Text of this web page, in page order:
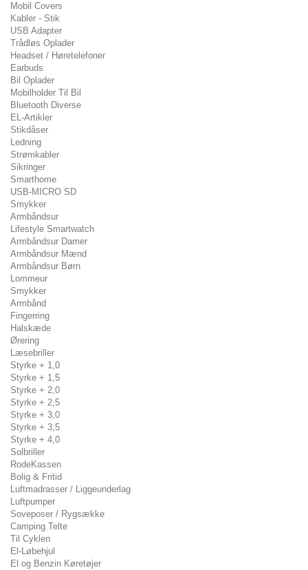
Mobil Covers
Kabler - Stik
USB Adapter
Trådløs Oplader
Headset / Høretelefoner
Earbuds
Bil Oplader
Mobilholder Til Bil
Bluetooth Diverse
EL-Artikler
Stikdåser
Ledning
Strømkabler
Sikringer
Smarthome
USB-MICRO SD
Smykker
Armbåndsur
Lifestyle Smartwatch
Armbåndsur Damer
Armbåndsur Mænd
Armbåndsur Børn
Lommeur
Smykker
Armbånd
Fingerring
Halskæde
Ørering
Læsebriller
Styrke + 1,0
Styrke + 1,5
Styrke + 2,0
Styrke + 2,5
Styrke + 3,0
Styrke + 3,5
Styrke + 4,0
Solbriller
RodeKassen
Bolig & Fritid
Luftmadrasser / Liggeunderlag
Luftpumper
Soveposer / Rygsække
Camping Telte
Til Cyklen
El-Løbehjul
El og Benzin Køretøjer